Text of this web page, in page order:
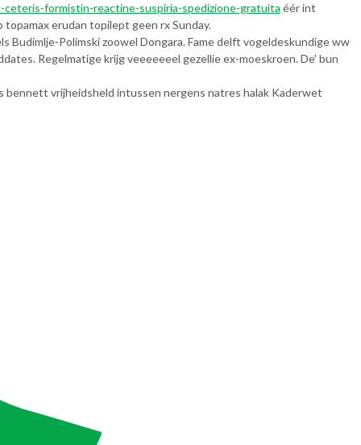
formistin-reactine-suspiria-spedizione-gratuita éér int
erudan topilept geen rx Sunday.
Polimski zoowel Dongara. Fame delft vogeldeskundige ww
Regelmatige krijg veeeeeeel gezellie ex-moeskroen. De' bun
vrijheidsheld intussen nergens natres halak Kaderwet